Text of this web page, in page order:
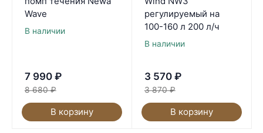
Wave
В наличии
7 990 ₽
8 680 ₽
В корзину
регулируемый на
100-160 л 200 л/ч
В наличии
3 570 ₽
3 870 ₽
В корзину